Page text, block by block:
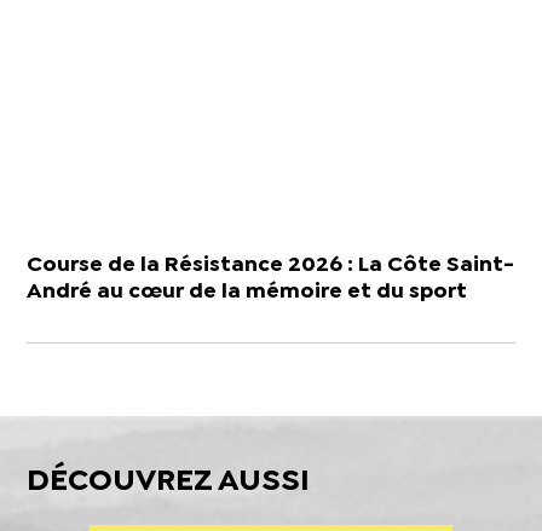
Course de la Résistance 2026 : La Côte Saint-
André au cœur de la mémoire et du sport
DÉCOUVREZ AUSSI